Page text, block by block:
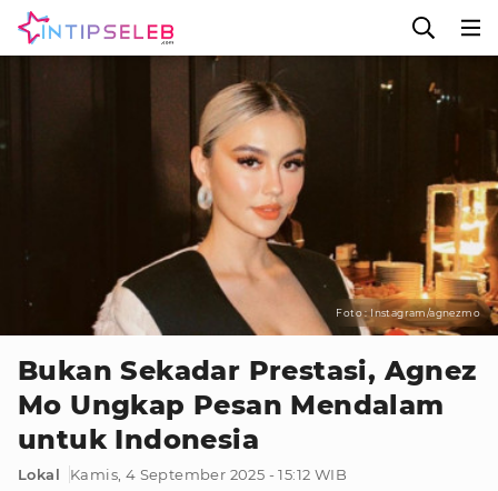
Foto : Instagram/agnezmo
Bukan Sekadar Prestasi, Agnez
Mo Ungkap Pesan Mendalam
untuk Indonesia
Lokal
Kamis, 4 September 2025 - 15:12 WIB